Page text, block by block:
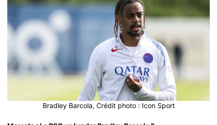
Bradley Barcola, Crédit photo : Icon Sport